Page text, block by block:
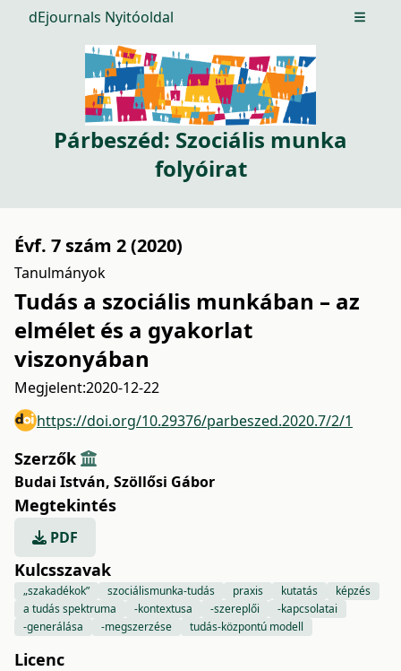
dEjournals Nyitóoldal Open
Párbeszéd: Szociális munka
folyóirat
Évf. 7 szám 2 (2020)
Tanulmányok
Tudás a szociális munkában – az
elmélet és a gyakorlat
viszonyában
Megjelent:2020-12-22
https://doi.org/10.29376/parbeszed.2020.7/2/1
Szerzők
Budai István, Szöllősi Gábor
Megtekintés
PDF
Kulcsszavak
„szakadékok” szociálismunka-tudás praxis kutatás
képzés
a tudás spektruma
-kontextusa -szereplői
-kapcsolatai
-generálása
-megszerzése tudás-központú modell
Licenc